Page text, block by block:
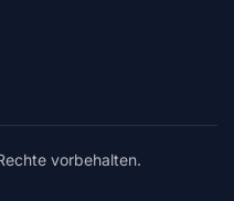
vorbehalten.